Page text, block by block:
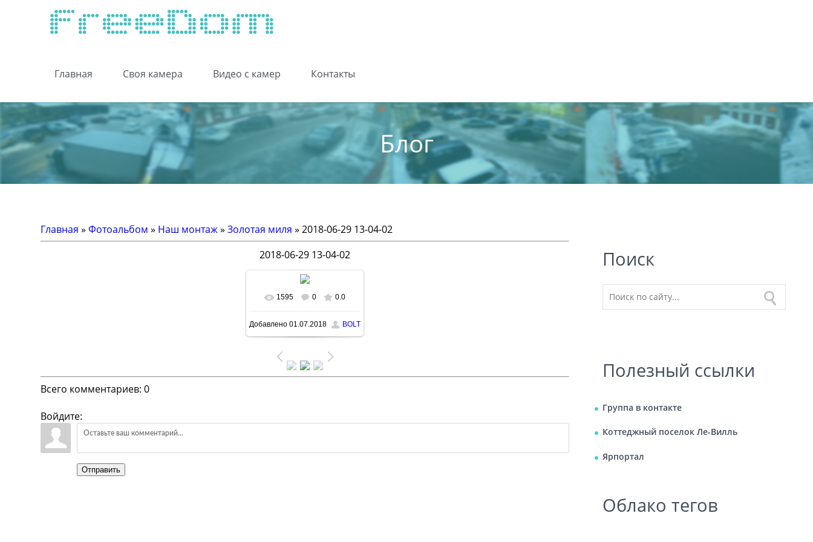
Главная Своя камера Видео с камер Контакты
Блог
Главная »Фотоальбом » Наш монтаж»Золотая миля » 2018-06-29 13-04-02
2018-06-29 13-04-02
В реальном размере
900x1600 / 251.7Kb
1595 0 0.0
Добавлено01.07.2018 BOLT
Всего комментариев:0
Войдите:
Отправить
Поиск
Полезный ссылки
Группа в контакте
Коттеджный поселок Ле-Вилль
Ярпортал
Облако тегов